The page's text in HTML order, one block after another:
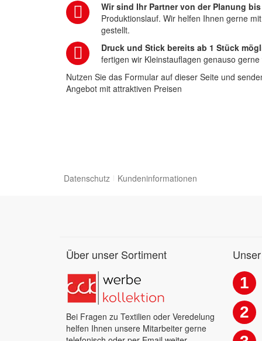
Wir sind Ihr Partner von der Planung
Produktionslauf. Wir helfen Ihnen gerne
gestellt.
Druck und Stick bereits ab 1 Stück
fertigen wir Kleinstauflagen genauso
Nutzen Sie das Formular auf dieser Seite und
Angebot mit attraktiven Preisen
Datenschutz Kundeninformationen
Über unser Sortiment
Bei Fragen zu Textilien oder Veredelung
helfen Ihnen unsere Mitarbeiter gerne
1
2